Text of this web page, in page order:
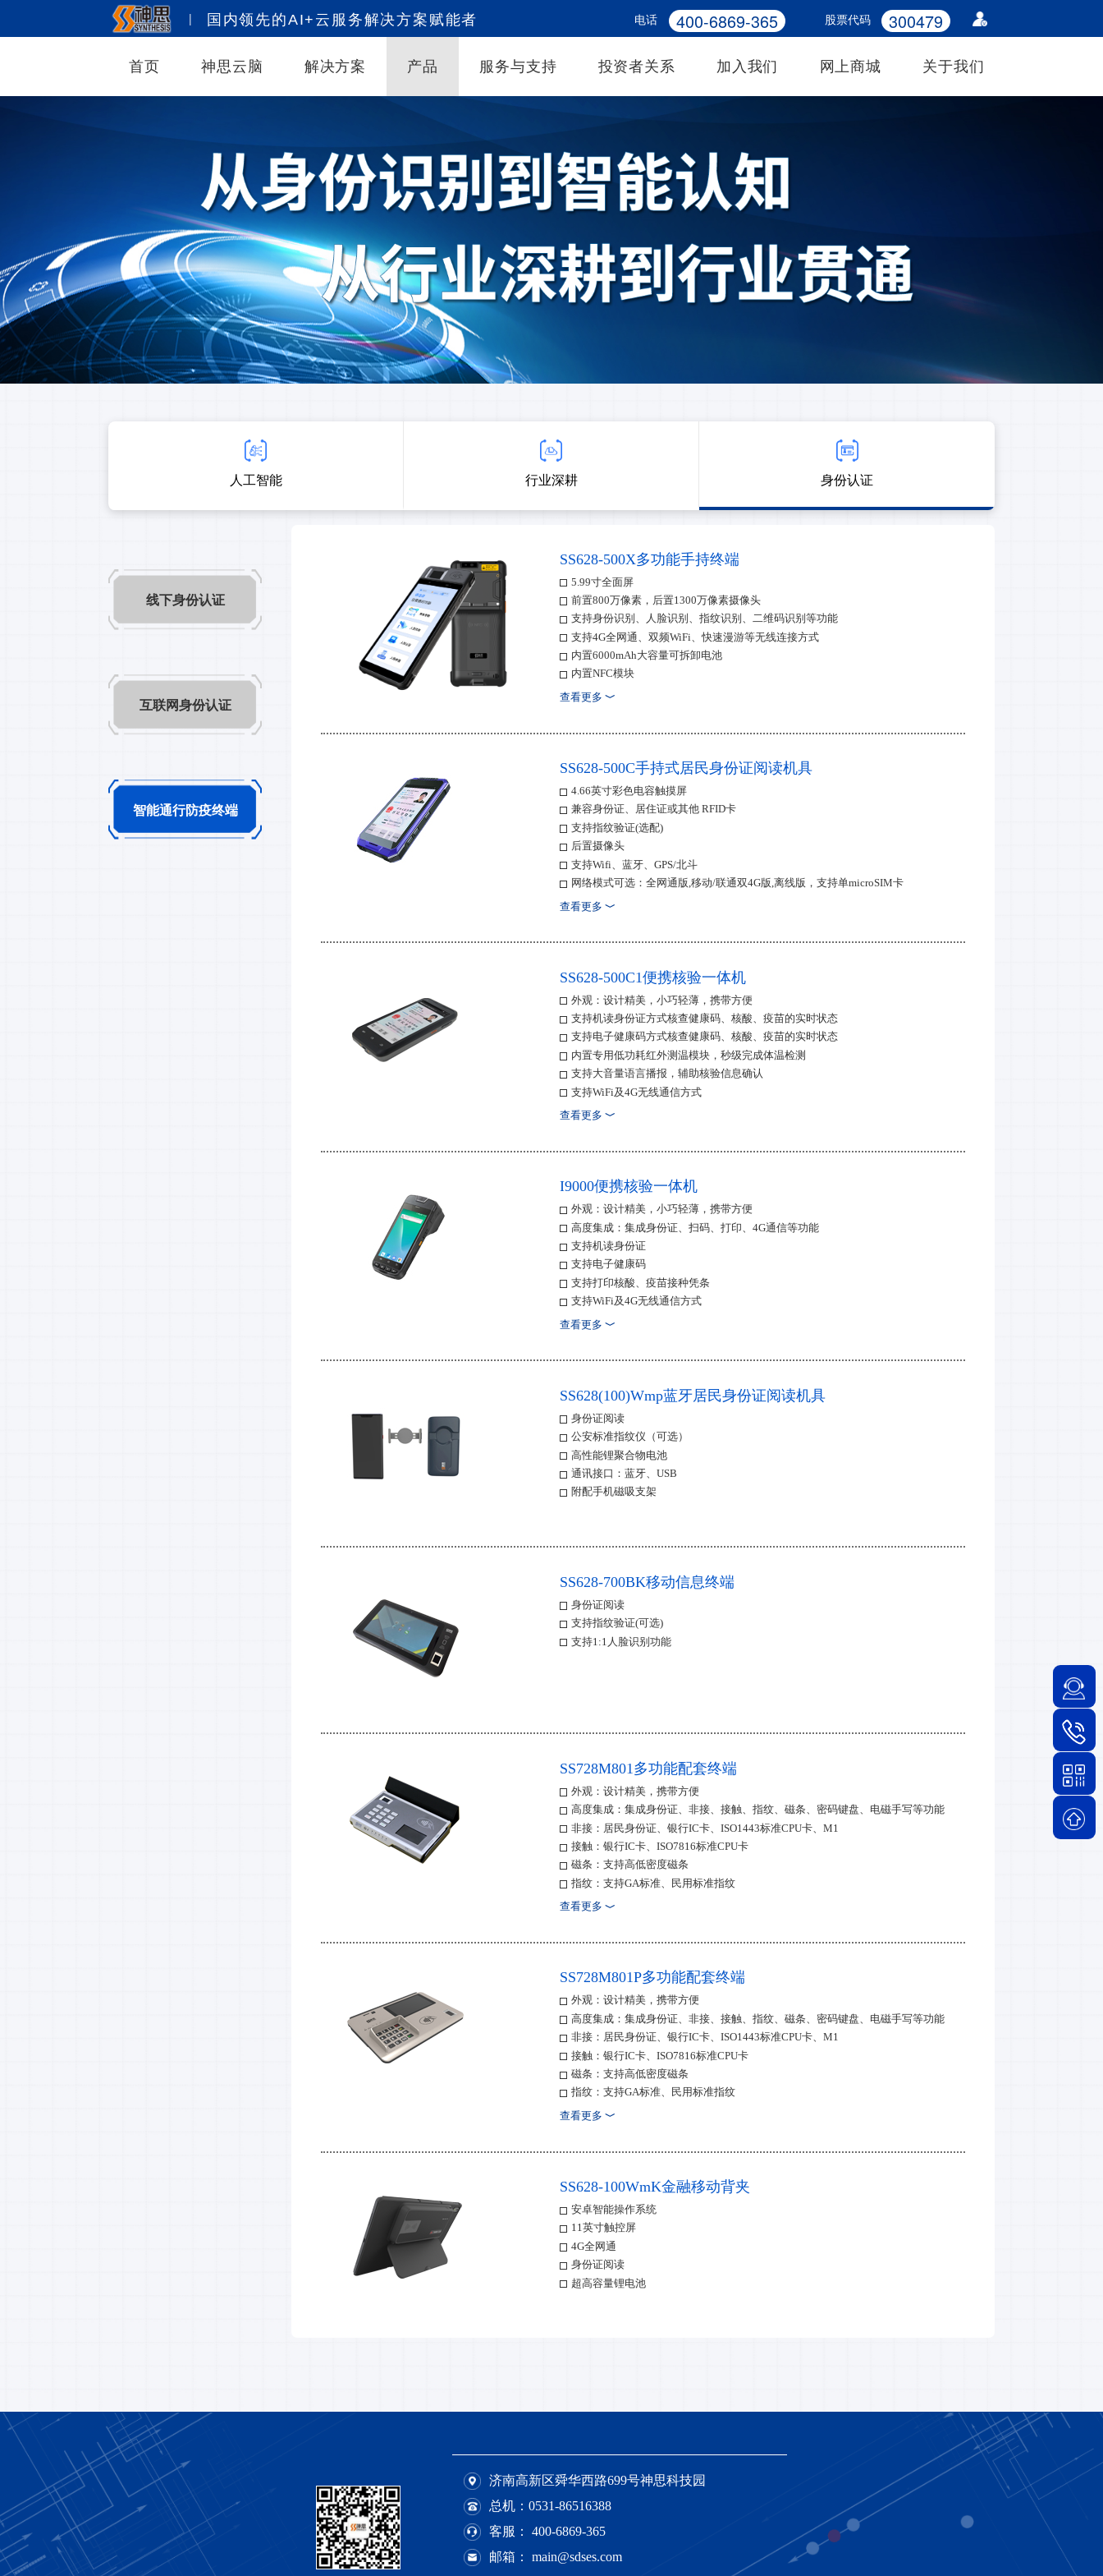
| 国内领先的AI+云服务解决方案赋能者 电话 400-6869-365 股票代码 300479
首页 神思云脑 解决方案 产品 服务与支持 投资者关系 加入我们 网上商城 关于我们
人工智能 行业深耕 身份认证
线下身份认证
互联网身份认证
智能通行防疫终端
SS628-500X多功能手持终端
5.99寸全面屏
前置800万像素，后置1300万像素摄像头
支持身份识别、人脸识别、指纹识别、二维码识别等功能
支持4G全网通、双频WiFi、快速漫游等无线连接方式
内置6000mAh大容量可拆卸电池
内置NFC模块
IP67防护等级
查看更多 ﹀
SS628-500C手持式居民身份证阅读机具
4.66英寸彩色电容触摸屏
兼容身份证、居住证或其他 RFID卡
支持指纹验证(选配)
后置摄像头
支持Wifi、蓝牙、GPS/北斗
网络模式可选：全网通版,移动/联通双4G版,离线版，支持单microSIM卡
三防(IP54)
查看更多 ﹀
SS628-500C1便携核验一体机
外观：设计精美，小巧轻薄，携带方便
支持机读身份证方式核查健康码、核酸、疫苗的实时状态
支持电子健康码方式核查健康码、核酸、疫苗的实时状态
内置专用低功耗红外测温模块，秒级完成体温检测
支持大音量语言播报，辅助核验信息确认
支持WiFi及4G无线通信方式
查看更多 ﹀
I9000便携核验一体机
外观：设计精美，小巧轻薄，携带方便
高度集成：集成身份证、扫码、打印、4G通信等功能
支持机读身份证
支持电子健康码
支持打印核酸、疫苗接种凭条
支持WiFi及4G无线通信方式
查看更多 ﹀
SS628(100)Wmp蓝牙居民身份证阅读机具
身份证阅读
公安标准指纹仪（可选）
高性能锂聚合物电池
通讯接口：蓝牙、USB
附配手机磁吸支架
SS628-700BK移动信息终端
身份证阅读
支持指纹验证(可选)
支持1:1人脸识别功能
SS728M801多功能配套终端
外观：设计精美，携带方便
高度集成：集成身份证、非接、接触、指纹、磁条、密码键盘、电磁手写等功能
非接：居民身份证、银行IC卡、ISO1443标准CPU卡、M1
接触：银行IC卡、ISO7816标准CPU卡
磁条：支持高低密度磁条
指纹：支持GA标准、民用标准指纹
电磁手写：支持源笔迹手写
查看更多 ﹀
SS728M801P多功能配套终端
外观：设计精美，携带方便
高度集成：集成身份证、非接、接触、指纹、磁条、密码键盘、电磁手写等功能
非接：居民身份证、银行IC卡、ISO1443标准CPU卡、M1
接触：银行IC卡、ISO7816标准CPU卡
磁条：支持高低密度磁条
指纹：支持GA标准、民用标准指纹
电磁手写：支持源笔迹手写
查看更多 ﹀
SS628-100WmK金融移动背夹
安卓智能操作系统
11英寸触控屏
4G全网通
身份证阅读
超高容量锂电池
济南高新区舜华西路699号神思科技园
总机： 0531-86516388
客服： 400-6869-365
邮箱： main@sdses.com